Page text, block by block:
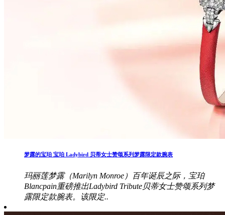
梦露的宝珀 宝珀 Ladybird 贝蒂女士赞颂系列梦露限定款腕表
玛丽莲梦露（Marilyn Monroe）百年诞辰之际，宝珀
Blancpain重磅推出Ladybird Tribute贝蒂女士赞颂系列梦
露限定款腕表。该限定..